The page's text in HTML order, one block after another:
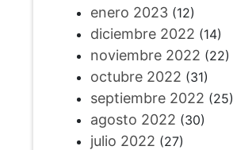
enero 2023(12)
diciembre 2022 (14)
noviembre 2022 (22)
octubre 2022 (31)
septiembre 2022 (25)
agosto 2022 (30)
julio 2022 (27)